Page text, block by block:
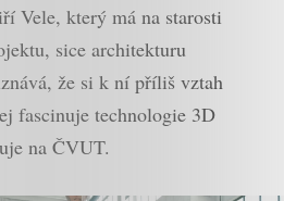
Vele, který má na starosti
sice architekturu
že si k ní příliš vztah
fascinuje technologie 3D
na ČVUT.